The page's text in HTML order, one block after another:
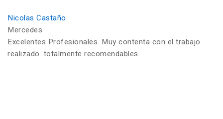
Nicolas Castaño
Mercedes
Excelentes Profesionales. Muy contenta con el trabajo
realizado. totalmente recomendables.